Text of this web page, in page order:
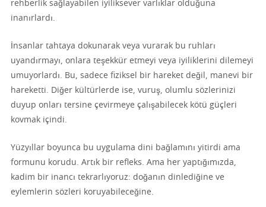
rehberlik sağlayabilen iyiliksever varlıklar olduğuna
inanırlardı.
İnsanlar tahtaya dokunarak veya vurarak bu ruhları
uyandırmayı, onlara teşekkür etmeyi veya iyiliklerini dilemeyi
umuyorlardı. Bu, sadece fiziksel bir hareket değil, manevi bir
hareketti. Diğer kültürlerde ise, vuruş, olumlu sözlerinizi
duyup onları tersine çevirmeye çalışabilecek kötü güçleri
kovmak içindi.
Yüzyıllar boyunca bu uygulama dini bağlamını yitirdi ama
formunu korudu. Artık bir refleks. Ama her yaptığımızda,
kadim bir inancı tekrarlıyoruz: doğanın dinlediğine ve
eylemlerin sözleri koruyabileceğine.